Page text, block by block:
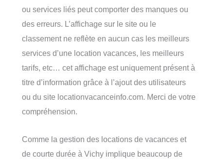
ou services liés peut comporter des manques ou
des erreurs. L’affichage sur le site ou le
classement ne reflète en aucun cas les meilleurs
services d’une location vacances, les meilleurs
tarifs, etc… cet affichage est uniquement présent à
titre d’information grâce à l’ajout des utilisateurs
ou du site locationvacanceinfo.com. Merci de votre
compréhension.
Comme la gestion des locations de vacances et
de courte durée à Vichy implique beaucoup de